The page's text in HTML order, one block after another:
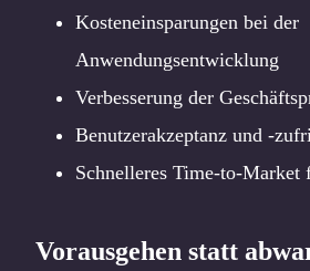
Kosteneinsparungen bei der
Anwendungsentwicklung
Verbesserung der
Benutzerakzeptanz und -
Schnelleres Time-to-Market
Vorausgehen statt